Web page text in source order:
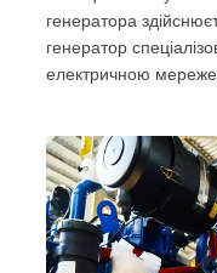
генератора
генератор
електричною